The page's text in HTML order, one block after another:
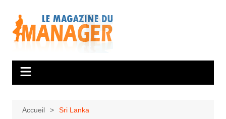
contenu
Accueil Sri Lanka